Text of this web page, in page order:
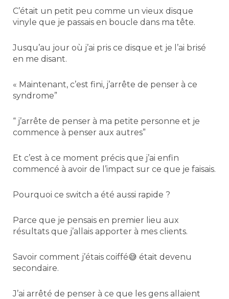
C’était un petit peu comme un vieux disque
vinyle que je passais en boucle dans ma tête.
Jusqu’au jour où j’ai pris ce disque et je l’ai brisé
en me disant.
« Maintenant, c’est fini, j’arrête de penser à ce
syndrome”
“ j’arrête de penser à ma petite personne et je
commence à penser aux autres”
Et c’est à ce moment précis que j’ai enfin
commencé à avoir de l’impact sur ce que je faisais.
Pourquoi ce switch a été aussi rapide ?
Parce que je pensais en premier lieu aux
résultats que j’allais apporter à mes clients.
Savoir comment j’étais coiffé😅 était devenu
secondaire.
J’ai arrêté de penser à ce que les gens allaient